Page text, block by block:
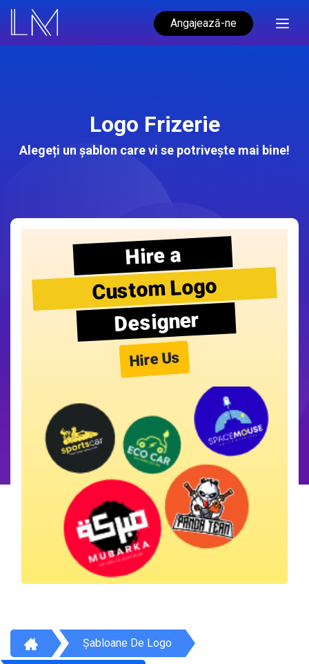
Angajează-ne
Logo Frizerie
Alegeți un șablon care vi se potrivește mai bine!
Hire a
Custom Logo
Designer
Hire Us
Șabloane De Logo